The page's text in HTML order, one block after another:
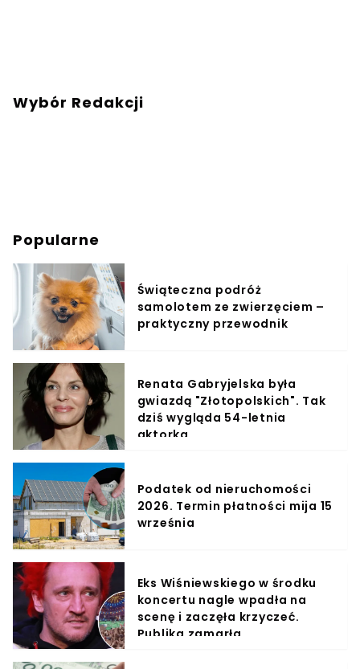
Wybór Redakcji
Popularne
Świąteczna podróż
samolotem ze zwierzęciem –
praktyczny przewodnik
Renata Gabryjelska była
gwiazdą "Złotopolskich". Tak
dziś wygląda 54-letnia
aktorka
Podatek od nieruchomości
2026. Termin płatności mija 15
września
Eks Wiśniewskiego w środku
koncertu nagle wpadła na
scenę i zaczęła krzyczeć.
Publika zamarła